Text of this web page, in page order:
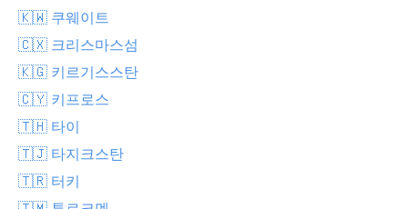
🇰🇼 쿠웨이트
🇨🇽 크리스마스섬
🇰🇬 키르기스스탄
🇨🇾 키프로스
🇹🇭 타이
🇹🇯 타지크스탄
🇹🇷 터키